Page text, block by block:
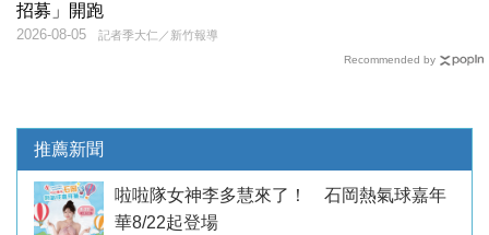
招募」開跑
記者季大仁／新竹報導
2026-08-05
Recommended by
推薦新聞
啦啦隊女神李多慧來了！ 石岡熱氣球嘉年
華8/22起登場